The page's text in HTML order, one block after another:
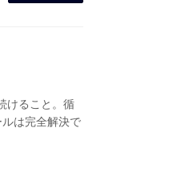
けること。循
は完全解決で